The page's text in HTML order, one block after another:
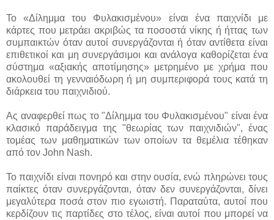
Το «Δίλημμα του Φυλακισμένου» είναι ένα παιχνίδι με
κάρτες που μετράει ακριβώς τα ποσοστά νίκης ή ήττας των
συμπαικτών όταν αυτοί συνεργάζονται ή όταν αντίθετα είναι
επιθετικοί και μη συνεργάσιμοι και ανάλογα καθορίζεται ένα
σύστημα «αξιακής αποτίμησης» μετρημένο με χρήμα που
ακολουθεί τη γενναιόδωρη ή μη συμπεριφορά τους κατά τη
διάρκεια του παιχνιδιού.
Ας αναφερθεί πως το "Δίλημμα του Φυλακισμένου" είναι ένα
κλασικό παράδειγμα της "θεωρίας των παιχνιδιών", ένας
τομέας των μαθηματικών των οποίων τα θεμέλια τέθηκαν
από τον John Nash.
Το παιχνίδι είναι πονηρό και στην ουσία, ενώ πληρώνει τους
παίκτες όταν συνεργάζονται, όταν δεν συνεργάζονται, δίνει
μεγαλύτερα ποσά στον πιο εγωιστή. Παραταύτα, αυτοί που
κερδίζουν τις παρτίδες στο τέλος, είναι αυτοί που μπορεί να